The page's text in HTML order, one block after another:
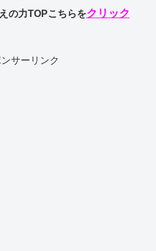
力TOPこちらをクリック
サーリンク